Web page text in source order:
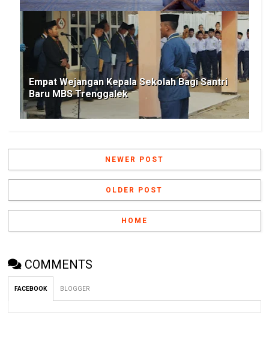
Empat Wejangan Kepala Sekolah Bagi Santri
Baru MBS Trenggalek
NEWER POST
OLDER POST
HOME
COMMENTS
FACEBOOK BLOGGER